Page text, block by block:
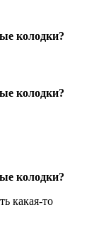
колодки?
колодки?
колодки?
какая-то